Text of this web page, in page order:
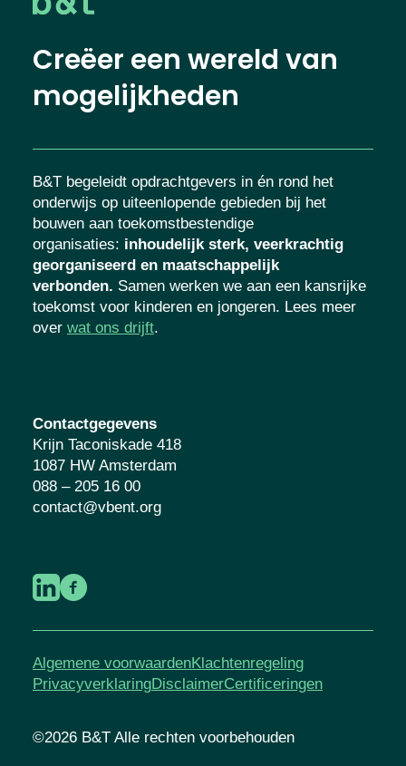
Creëer een wereld van
mogelijkheden
B&T begeleidt opdrachtgevers in én rond het
onderwijs op uiteenlopende gebieden bij het
bouwen aan toekomstbestendige
organisaties: inhoudelijk sterk, veerkrachtig
georganiseerd en maatschappelijk
verbonden. Samen werken we aan een kansrijke
toekomst voor kinderen en jongeren. Lees meer
over wat ons drijft.
Contactgegevens
Krijn Taconiskade 418
1087 HW Amsterdam
088 – 205 16 00
contact@vbent.org
Algemene voorwaardenKlachtenregeling
PrivacyverklaringDisclaimerCertificeringen
©2026 B&T Alle rechten voorbehouden